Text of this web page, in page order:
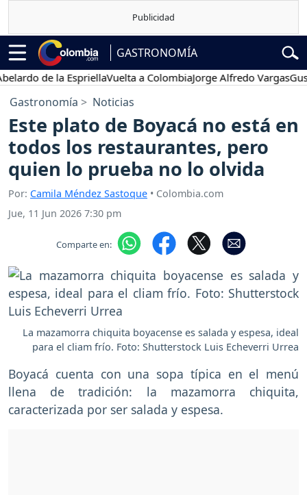
GASTRONOMÍA
de la EspriellaVuelta a ColombiaJorge Alfredo Vargas
Gastronomía Noticias
Este plato de Boyacá no está en
todos los restaurantes, pero
quien lo prueba no lo olvida
Por: Camila Méndez Sastoque • Colombia.com
Jue, 11 Jun 2026 7:30 pm
Comparte en:
La mazamorra chiquita boyacense es salada y espesa, ideal
para el cliam frío. Foto: Shutterstock Luis Echeverri Urrea
Boyacá cuenta con una sopa típica en el menú
llena de tradición: la mazamorra chiquita,
caracterizada por ser salada y espesa.